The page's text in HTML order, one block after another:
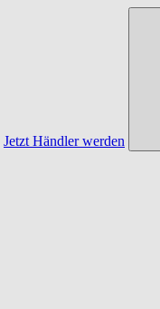
Jetzt Händler werden